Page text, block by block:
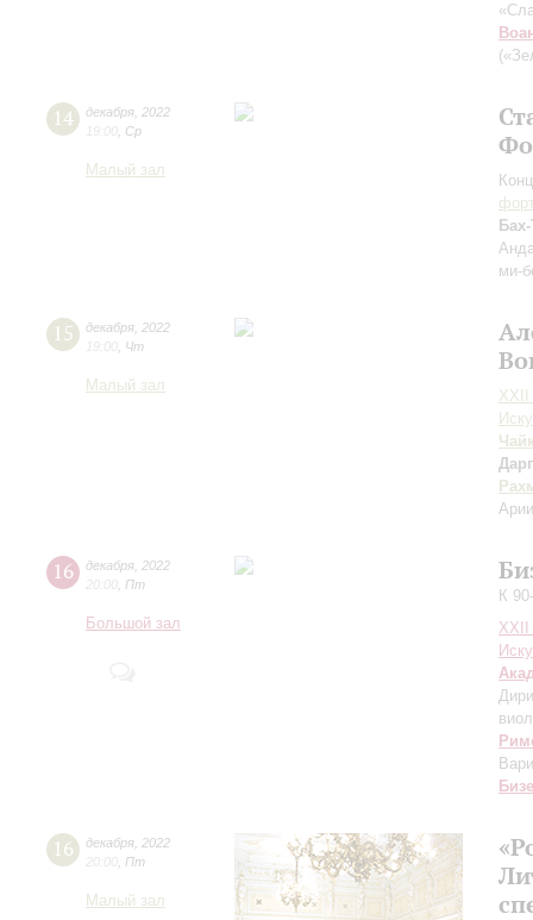
14 декабря 2022
19:00 Ср
Малый зал
ми-
15 декабря 2022
19:00 Чт
Малый зал
16 декабря 2022
20:00 Пт
Большой зал
К
Бизе
16 декабря 2022
20:00 Пт
Малый зал